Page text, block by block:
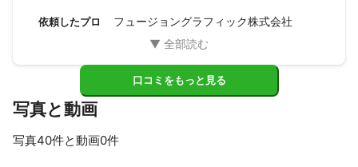
単なる商業向けの写真に満足できない方にぜひおすすめした
依頼したプロ フュージョングラフィック株式会社
口コミをもっと見る
写真と動画
写真40件と動画0件